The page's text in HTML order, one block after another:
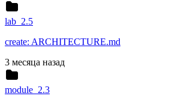
lab_2.5
create: ARCHITECTURE.md
3 месяца назад
module_2.3